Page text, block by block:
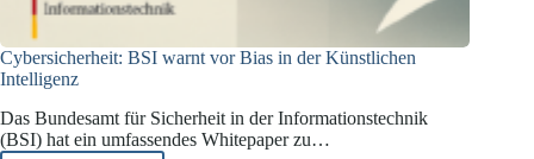
Cybersicherheit: BSI warnt vor Bias in der Künstlichen
Intelligenz
Das Bundesamt für Sicherheit in der Informationstechnik
(BSI) hat ein umfassendes Whitepaper zu…